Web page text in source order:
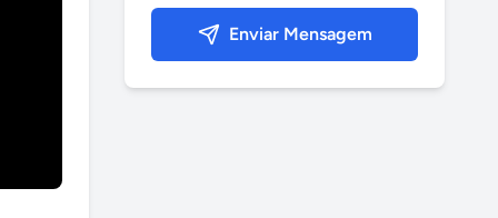
Enviar Mensagem